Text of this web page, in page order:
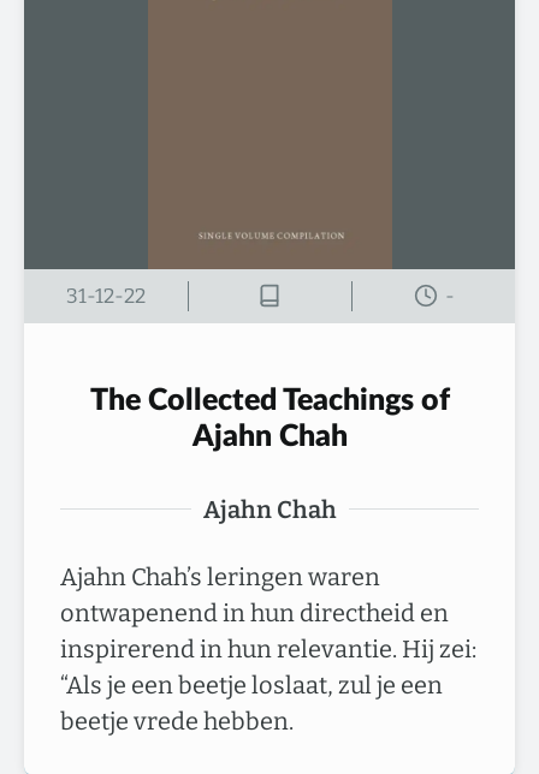
31-12-22 -
The Collected Teachings of
Ajahn Chah
Ajahn Chah
Ajahn Chah’s leringen waren
ontwapenend in hun directheid en
inspirerend in hun relevantie. Hij zei:
“Als je een beetje loslaat, zul je een
beetje vrede hebben.